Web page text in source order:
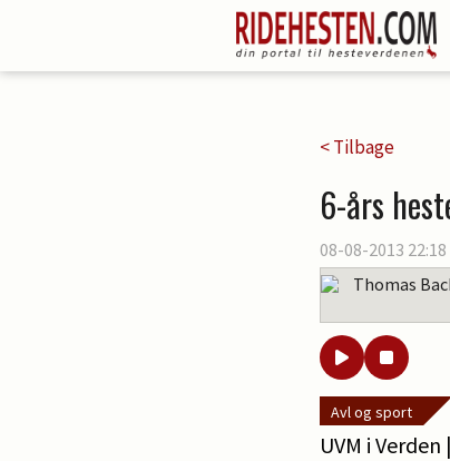
< Tilbage
6-års
08-08-2013 22:18
Thomas
Avl og sport
UVM i